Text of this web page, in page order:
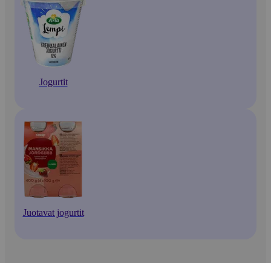
Jogurtit
Juotavat jogurtit